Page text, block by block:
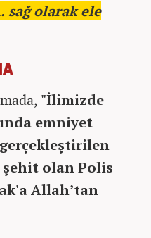
sağ olarak ele
"İlimizde
emniyet
şehit olan Polis
Allah’tan